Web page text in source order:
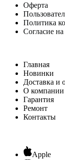
Оферта
Политика
Согласие
Главная
Новинки
Доставка и
О компании
Гарантия
Ремонт
Контакты
Apple